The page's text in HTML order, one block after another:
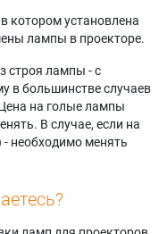
котором установлена
лампы в проекторе.
строя лампы - с
в большинстве случаев
на голые лампы
В случае, если на
необходимо менять